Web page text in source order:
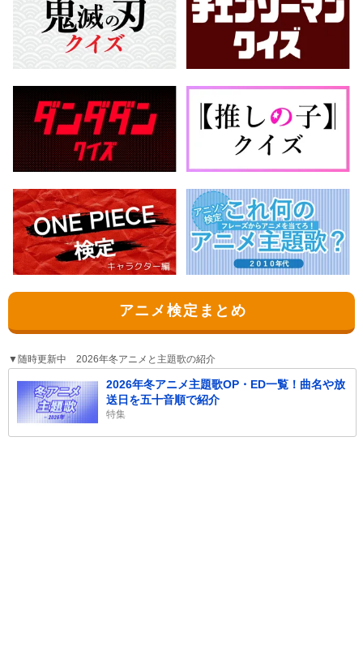
アニメ検定まとめ
▼随時更新中 2026年冬アニメと主題歌の紹介
2026年冬アニメ主題歌OP・ED一覧！曲名や放
送日を五十音順で紹介
特集